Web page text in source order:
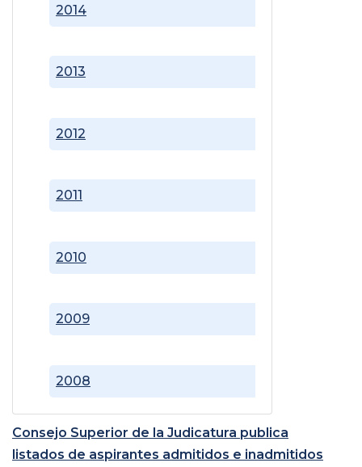
2008
2009
2010
2011
2012
2013
2014
Consejo Superior de la Judicatura publica
listados de aspirantes admitidos e inadmitidos